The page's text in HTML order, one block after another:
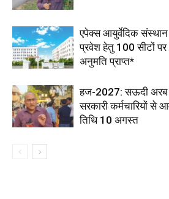
एपेक्स आयुर्वेदिक
प्रवेश हेतु 100 सीटों
अनुमति प्राप्त*
हज-2027: सऊदी अरब
सरकारी कर्मचारियों
तिथि 10 अगस्त